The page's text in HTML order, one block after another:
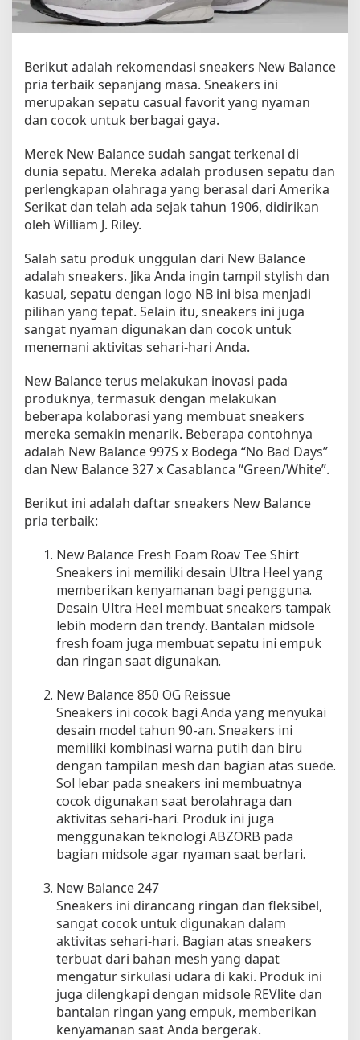
n
t
u
P
r
i
a
a
r
N
e
w
a
l
a
n
c
e
e
a
n
j
a
n
M
a
Berikut adalah rekomendasi sneakers New Balance
pria terbaik sepanjang masa. Sneakers ini
merupakan sepatu casual favorit yang nyaman
dan cocok untuk berbagai gaya.
Merek New Balance sudah sangat terkenal di
dunia sepatu. Mereka adalah produsen sepatu dan
perlengkapan olahraga yang berasal dari Amerika
Serikat dan telah ada sejak tahun 1906, didirikan
oleh William J. Riley.
Salah satu produk unggulan dari New Balance
adalah sneakers. Jika Anda ingin tampil stylish dan
kasual, sepatu dengan logo NB ini bisa menjadi
pilihan yang tepat. Selain itu, sneakers ini juga
sangat nyaman digunakan dan cocok untuk
menemani aktivitas sehari-hari Anda.
New Balance terus melakukan inovasi pada
produknya, termasuk dengan melakukan
beberapa kolaborasi yang membuat sneakers
mereka semakin menarik. Beberapa contohnya
adalah New Balance 997S x Bodega “No Bad Days”
dan New Balance 327 x Casablanca “Green/White”.
Berikut ini adalah daftar sneakers New Balance
pria terbaik:
New Balance Fresh Foam Roav Tee Shirt
Sneakers ini memiliki desain Ultra Heel yang
memberikan kenyamanan bagi pengguna.
Desain Ultra Heel membuat sneakers tampak
lebih modern dan trendy. Bantalan midsole
fresh foam juga membuat sepatu ini empuk
dan ringan saat digunakan.
New Balance 850 OG Reissue
Sneakers ini cocok bagi Anda yang menyukai
desain model tahun 90-an. Sneakers ini
memiliki kombinasi warna putih dan biru
dengan tampilan mesh dan bagian atas suede.
Sol lebar pada sneakers ini membuatnya
cocok digunakan saat berolahraga dan
aktivitas sehari-hari. Produk ini juga
menggunakan teknologi ABZORB pada
bagian midsole agar nyaman saat berlari.
New Balance 247
Sneakers ini dirancang ringan dan fleksibel,
sangat cocok untuk digunakan dalam
aktivitas sehari-hari. Bagian atas sneakers
terbuat dari bahan mesh yang dapat
mengatur sirkulasi udara di kaki. Produk ini
juga dilengkapi dengan midsole REVlite dan
bantalan ringan yang empuk, memberikan
kenyamanan saat Anda bergerak.